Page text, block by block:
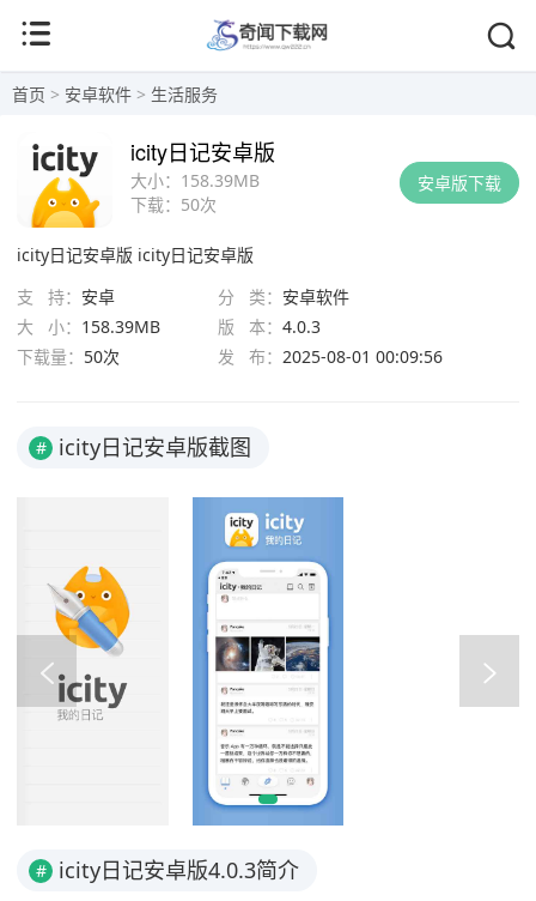
首页 > 安卓软件 > 生活服务
安卓版下载
大小： 158.39MB
下载： 50次
icity日记安卓版
icity日记安卓版 icity日记安卓版
支 持： 安卓 分 类： 安卓软件
大 小： 158.39MB 版 本： 4.0.3
下载量： 50次 发 布： 2025-08-01 00:09:56
# icity日记安卓版截图
# icity日记安卓版4.0.3简介